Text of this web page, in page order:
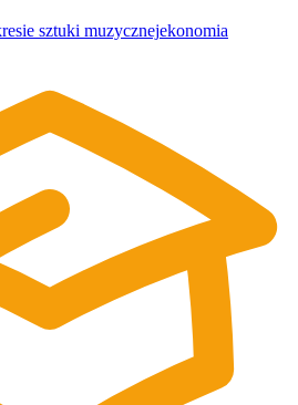
sztuki muzycznejekonomia